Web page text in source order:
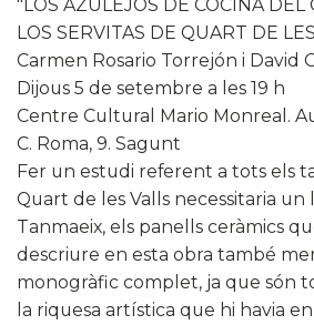
"LOS AZULEJOS DE COCINA DEL
LOS SERVITAS DE QUART DE
Carmen Rosario Torrejón i David
Dijous 5 de setembre a les 19 h
Centre Cultural Mario Monreal.
C. Roma, 9. Sagunt
Fer un estudi referent a tots els
Quart de les Valls necessitaria un
Tanmaeix, els panells ceràmics
descriure en esta obra també
monogràfic complet, ja que són
la riquesa artística que hi havia